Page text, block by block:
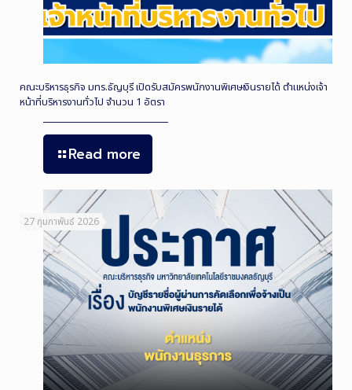
คณะบริหารธุรกิจ มทร.ธัญบุรี เปิดรับสมัครพนักงานพิเศษเงินรายได้ ตำแหน่งเจ้า
หน้าที่บริหารงานทั่วไป จำนวน 1 อัตรา
Read more
27 กุมภาพันธ์ 2026